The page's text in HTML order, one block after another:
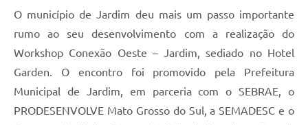
O município de Jardim deu mais um passo importante
rumo ao seu desenvolvimento com a realização do
Workshop Conexão Oeste – Jardim, sediado no Hotel
Garden. O encontro foi promovido pela Prefeitura
Municipal de Jardim, em parceria com o SEBRAE, o
PRODESENVOLVE Mato Grosso do Sul, a SEMADESC e o